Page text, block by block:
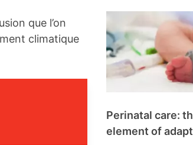
que l’on
climatique
Perinatal care:
element of